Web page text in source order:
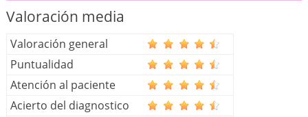
Valoración media
Valoración general
Puntualidad
Atención al paciente
Acierto del diagnostico